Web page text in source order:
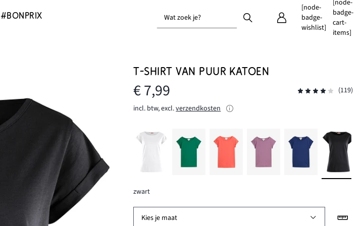
#BONPRIX Wat zoek je?
[node-
badge-
wishlist]
[node-
badge-
cart-
items]
T-SHIRT VAN PUUR KATOEN
€ 7,99
(119)
incl. btw, excl.verzendkosten
zwart
Kies je maat